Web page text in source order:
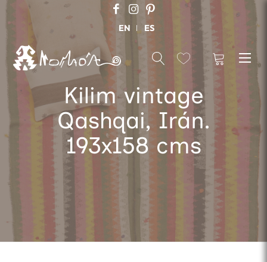
EN ES
Kilim vintage
Qashqai, Irán.
193x158 cms